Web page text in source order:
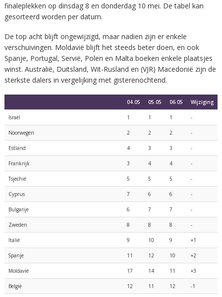
finaleplekken op dinsdag 8 en donderdag 10 mei. De tabel kan
gesorteerd worden per datum.
De top acht blijft ongewijzigd, maar nadien zijn er enkele
verschuivingen. Moldavië blijft het steeds beter doen, en ook
Spanje, Portugal, Servië, Polen en Malta boeken enkele plaatsjes
winst. Australië, Duitsland, Wit-Rusland en (VJR) Macedonië zijn de
sterkste dalers in vergelijking met gisterenochtend.
04.05 05.05 06.05 Wijziging
Israël 1 1 1 -
Noorwegen 2 2 2 -
Estland 4 3 3 -
Frankrijk 3 4 4 -
Tsjechië 5 5 5 -
Cyprus 7 6 6 -
Bulgarije 6 7 7 -
Zweden 8 8 8 -
Italië 9 10 9 +1
Spanje 11 12 10 +2
Moldavië 17 14 11 +3
België 12 11 12 -1